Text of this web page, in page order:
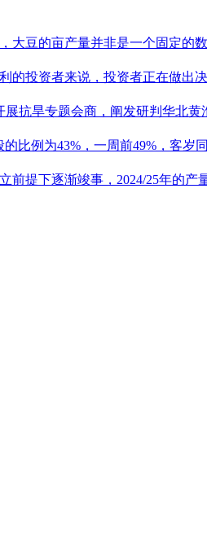
大豆的亩产量并非是一个固定的
投资者来说，投资者正在做出
抗旱专题会商，阐发研判华北
比例为43%，一周前49%，客岁
提下逐渐竣事，2024/25年的